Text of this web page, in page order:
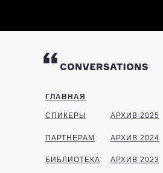
ГЛАВНАЯ
СПИКЕРЫ
ПАРТНЕРАМ
БИБЛИОТЕКА
АРХИВ 2025
АРХИВ 2024
АРХИВ 2023